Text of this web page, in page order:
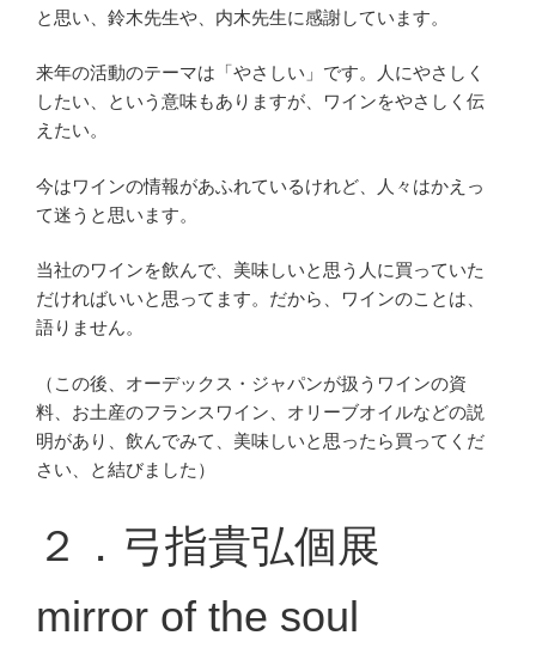
と思い、鈴木先生や、内木先生に感謝しています。
来年の活動のテーマは「やさしい」です。人にやさしく
したい、という意味もありますが、ワインをやさしく伝
えたい。
今はワインの情報があふれているけれど、人々はかえっ
て迷うと思います。
当社のワインを飲んで、美味しいと思う人に買っていた
だければいいと思ってます。だから、ワインのことは、
語りません。
（この後、オーデックス・ジャパンが扱うワインの資
料、お土産のフランスワイン、オリーブオイルなどの説
明があり、飲んでみて、美味しいと思ったら買ってくだ
さい、と結びました）
２．弓指貴弘個展
mirror of the soul